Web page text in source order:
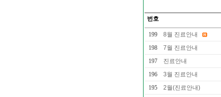
번호
199
8월 진료안내
198
7월 진료안내
197
진료안내
196
3월 진료안내
195
2월(진료안내)